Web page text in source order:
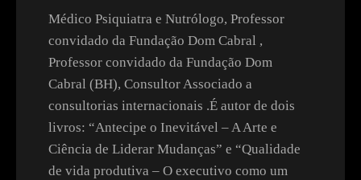
Médico Psiquiatra e Nutrólogo, Professor
convidado da Fundação Dom Cabral ,
Professor convidado da Fundação Dom
Cabral (BH), Consultor Associado a
consultorias internacionais .É autor de dois
livros: “Antecipe o Inevitável – A Arte e
Ciência de Liderar Mudanças” e “Qualidade
de vida produtiva – O executivo como um